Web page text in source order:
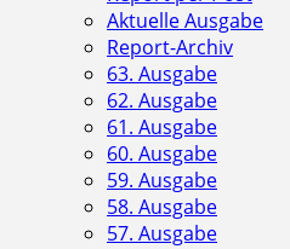
Aktuelle Ausgabe
Report-Archiv
63. Ausgabe
62. Ausgabe
61. Ausgabe
60. Ausgabe
59. Ausgabe
58. Ausgabe
57. Ausgabe